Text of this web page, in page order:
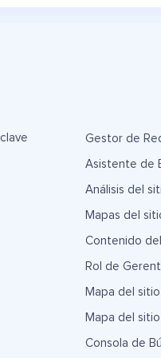
Gestor de
Asistente de
Análisis del
Mapas del
Contenido
Rol de
Mapa del
Mapa del
Consola de